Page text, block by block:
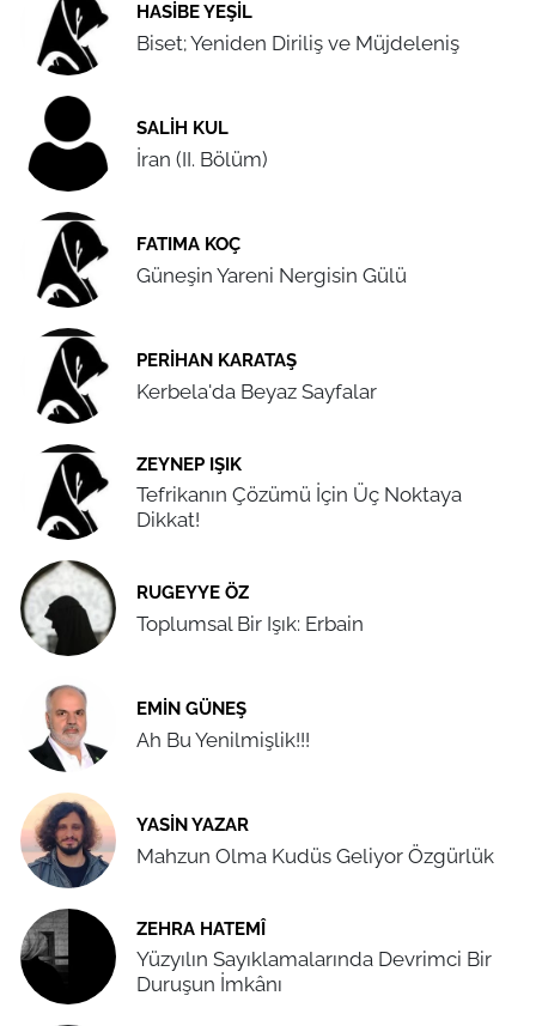
HASIBE YEŞIL
Biset; Yeniden Diriliş ve Müjdeleniş
SALIH KUL
İran (II. Bölüm)
FATIMA KOÇ
Güneşin Yareni Nergisin Gülü
PERIHAN KARATAŞ
Kerbela'da Beyaz Sayfalar
ZEYNEP IŞIK
Tefrikanın Çözümü İçin Üç Noktaya
Dikkat!
RUGEYYE ÖZ
Toplumsal Bir Işık: Erbain
EMIN GÜNEŞ
Ah Bu Yenilmişlik!!!
YASIN YAZAR
Mahzun Olma Kudüs Geliyor Özgürlük
ZEHRA HATEMÎ
Yüzyılın Sayıklamalarında Devrimci Bir
Duruşun İmkânı